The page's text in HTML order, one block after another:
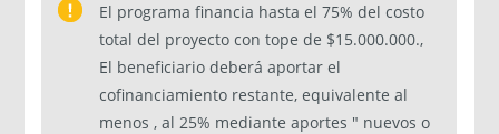
El programa financia hasta el 75% del costo
total del proyecto con tope de $15.000.000.,
El beneficiario deberá aportar el
cofinanciamiento restante, equivalente al
menos , al 25% mediante aportes " nuevos o